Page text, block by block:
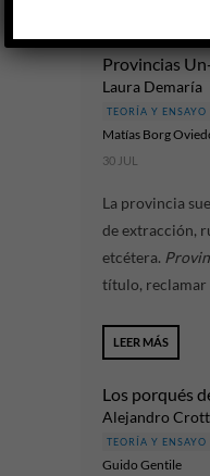
Provincias
Laura Demaría
TEORÍA Y ENSAYO
Matías Borg
30 JUL
La provincia
de extracción,
etcétera.
título, reclamar
LEER MÁS
Los porqués
Alejandro
TEORÍA Y ENSAYO
Guido Gentile